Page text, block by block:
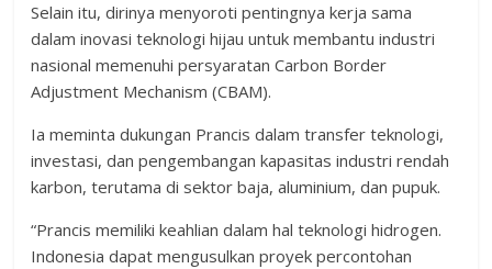
Selain itu, dirinya menyoroti pentingnya kerja sama
dalam inovasi teknologi hijau untuk membantu industri
nasional memenuhi persyaratan Carbon Border
Adjustment Mechanism (CBAM).
Ia meminta dukungan Prancis dalam transfer teknologi,
investasi, dan pengembangan kapasitas industri rendah
karbon, terutama di sektor baja, aluminium, dan pupuk.
“Prancis memiliki keahlian dalam hal teknologi hidrogen.
Indonesia dapat mengusulkan proyek percontohan